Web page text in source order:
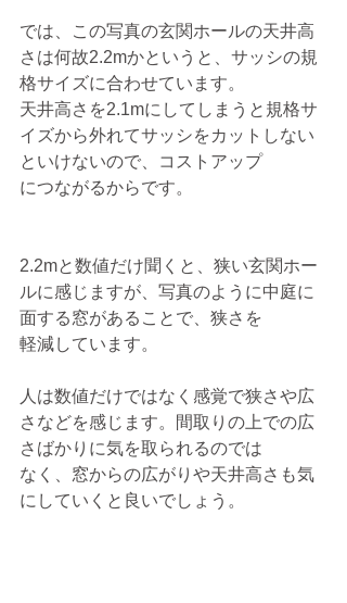
では、この写真の玄関ホールの天井高
さは何故2.2mかというと、サッシの規
格サイズに合わせています。
天井高さを2.1mにしてしまうと規格サ
イズから外れてサッシをカットしない
といけないので、コストアップ
につながるからです。
2.2mと数値だけ聞くと、狭い玄関ホー
ルに感じますが、写真のように中庭に
面する窓があることで、狭さを
軽減しています。
人は数値だけではなく感覚で狭さや広
さなどを感じます。間取りの上での広
さばかりに気を取られるのでは
なく、窓からの広がりや天井高さも気
にしていくと良いでしょう。